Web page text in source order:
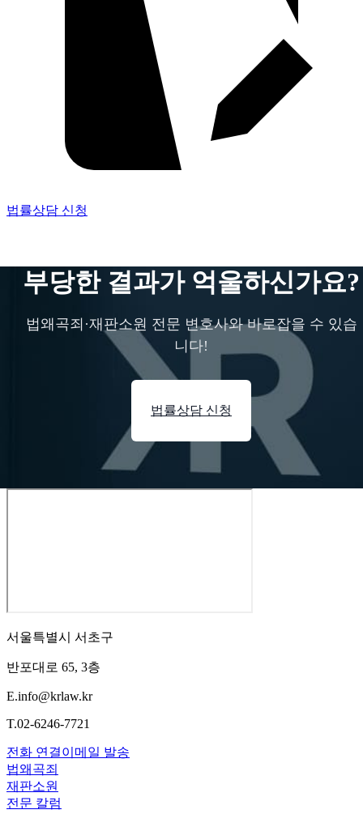
법률상담 신청
부당한 결과가 억울하신가요?
법왜곡죄·재판소원 전문 변호사와 바로잡을 수 있습
니다!
법률상담 신청
서울특별시 서초구
반포대로 65, 3층
E.info@krlaw.kr
T.02-6246-7721
전화 연결이메일 발송
법왜곡죄
재판소원
전문 칼럼